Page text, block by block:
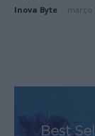
Inova Byte março